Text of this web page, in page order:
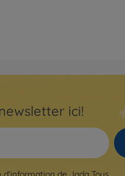
ici!